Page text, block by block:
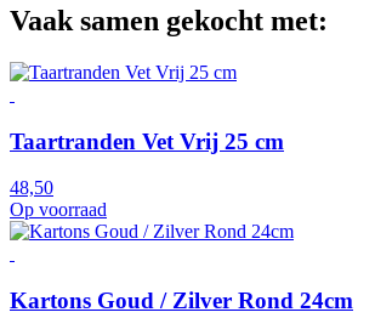
Vaak samen gekocht met:
Taartranden Vet Vrij 25 cm
48,50
Op voorraad
Kartons Goud / Zilver Rond 24cm